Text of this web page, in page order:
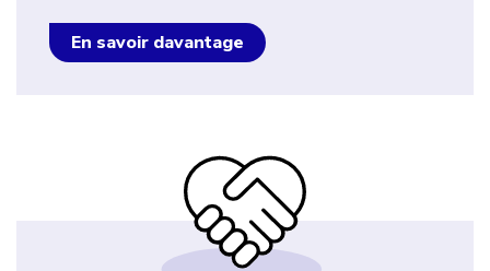
En savoir davantage